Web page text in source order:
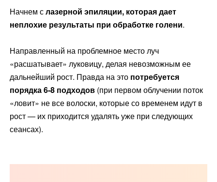
Начнем слазерной эпиляции, которая дает
неплохие результаты при обработке голени.
Направленный на проблемное место луч
«расшатывает» луковицу, делая невозможным ее
дальнейший рост. Правда на это потребуется
порядка 6-8 подходов (при первом облучении поток
«ловит» не все волоски, которые со временем идут в
рост — их приходится удалять уже при следующих
сеансах).